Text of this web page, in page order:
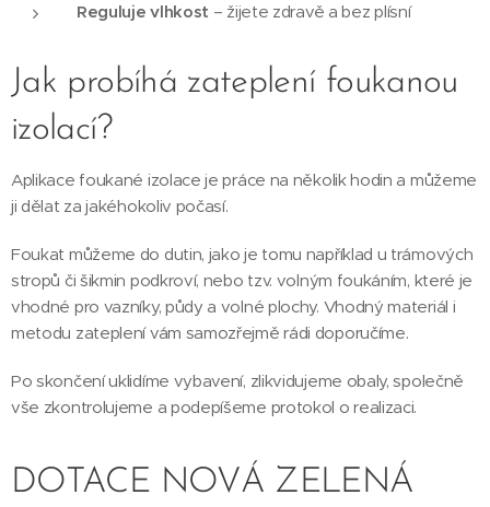
Reguluje vlhkost – žijete zdravě a bez plísní
Jak probíhá zateplení foukanou
izolací?
Aplikace foukané izolace je práce na několik hodin a můžeme
ji dělat za jakéhokoliv počasí.
Foukat můžeme do dutin, jako je tomu například u trámových
stropů či šikmin podkroví, nebo tzv. volným foukáním, které je
vhodné pro vazníky, půdy a volné plochy. Vhodný materiál i
metodu zateplení vám samozřejmě rádi doporučíme.
Po skončení uklidíme vybavení, zlikvidujeme obaly, společně
vše zkontrolujeme a podepíšeme protokol o realizaci.
DOTACE NOVÁ ZELENÁ